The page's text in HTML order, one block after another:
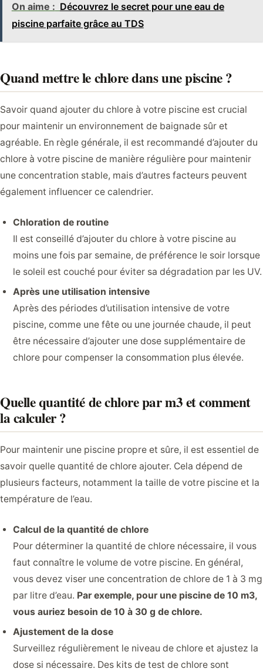
On aime : Découvrez le secret pour une eau de
piscine parfaite grâce au TDS
Quand mettre le chlore dans une piscine ?
Savoir quand ajouter du chlore à votre piscine est crucial
pour maintenir un environnement de baignade sûr et
agréable. En règle générale, il est recommandé d’ajouter du
chlore à votre piscine de manière régulière pour maintenir
une concentration stable, mais d’autres facteurs peuvent
également influencer ce calendrier.
Chloration de routine
Il est conseillé d’ajouter du chlore à votre piscine au
moins une fois par semaine, de préférence le soir lorsque
le soleil est couché pour éviter sa dégradation par les UV.
Après une utilisation intensive
Après des périodes d’utilisation intensive de votre
piscine, comme une fête ou une journée chaude, il peut
être nécessaire d’ajouter une dose supplémentaire de
chlore pour compenser la consommation plus élevée.
Quelle quantité de chlore par m3 et comment
la calculer ?
Pour maintenir une piscine propre et sûre, il est essentiel de
savoir quelle quantité de chlore ajouter. Cela dépend de
plusieurs facteurs, notamment la taille de votre piscine et la
température de l’eau.
Calcul de la quantité de chlore
Pour déterminer la quantité de chlore nécessaire, il vous
faut connaître le volume de votre piscine. En général,
vous devez viser une concentration de chlore de 1 à 3 mg
par litre d’eau. Par exemple, pour une piscine de 10 m3,
vous auriez besoin de 10 à 30 g de chlore.
Ajustement de la dose
Surveillez régulièrement le niveau de chlore et ajustez la
dose si nécessaire. Des kits de test de chlore sont